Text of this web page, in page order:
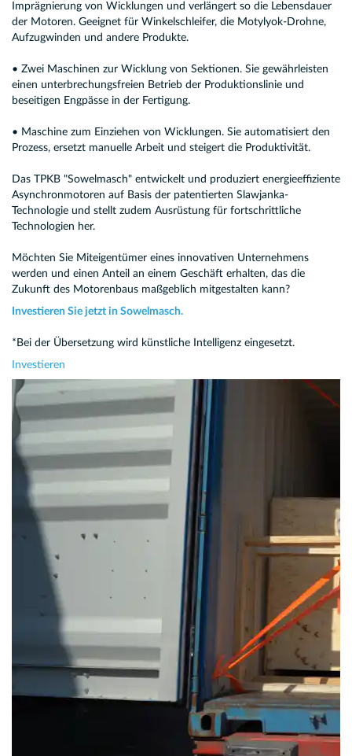
Imprägnierung von Wicklungen und verlängert so die Lebensdauer
der Motoren. Geeignet für Winkelschleifer, die Motylyok-Drohne,
Aufzugwinden und andere Produkte.
• Zwei Maschinen zur Wicklung von Sektionen. Sie gewährleisten
einen unterbrechungsfreien Betrieb der Produktionslinie und
beseitigen Engpässe in der Fertigung.
• Maschine zum Einziehen von Wicklungen. Sie automatisiert den
Prozess, ersetzt manuelle Arbeit und steigert die Produktivität.
Das TPKB "Sowelmasch" entwickelt und produziert energieeffiziente
Asynchronmotoren auf Basis der patentierten Slawjanka-
Technologie und stellt zudem Ausrüstung für fortschrittliche
Technologien her.
Möchten Sie Miteigentümer eines innovativen Unternehmens
werden und einen Anteil an einem Geschäft erhalten, das die
Zukunft des Motorenbaus maßgeblich mitgestalten kann?
Investieren Sie jetzt in Sowelmasch.
*Bei der Übersetzung wird künstliche Intelligenz eingesetzt.
Investieren